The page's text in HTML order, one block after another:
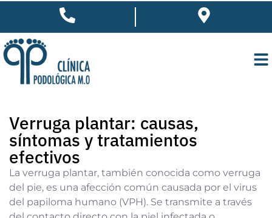
Verruga plantar: causas,
síntomas y tratamientos
efectivos
La verruga plantar, también conocida como verruga
del pie, es una afección común causada por el virus
del papiloma humano (VPH). Se transmite a través
del contacto directo con la piel infectada o